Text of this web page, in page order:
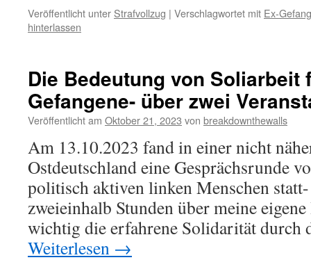
Veröffentlicht unter Strafvollzug | Verschlagwortet mit Ex-
hinterlassen
Die Bedeutung von
Gefangene- über zwei
Veröffentlicht am Oktober 21, 2023 von breakdownthewalls
Am 13.10.2023 fand in einer nicht
Ostdeutschland eine Gesprächsrunde
politisch aktiven linken Menschen
zweieinhalb Stunden über meine
wichtig die erfahrene Solidarität
Weiterlesen →